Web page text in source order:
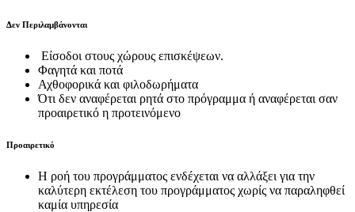
Δεν Περιλαμβάνονται
Είσοδοι στους χώρους επισκέψεων.
Φαγητά και ποτά
Αχθοφορικά και φιλοδωρήματα
Ότι δεν αναφέρεται ρητά στο πρόγραμμα ή αναφέρεται σαν
προαιρετικό η προτεινόμενο
Προαιρετικό
H ροή του προγράμματος ενδέχεται να αλλάξει για την
καλύτερη εκτέλεση του προγράμματος χωρίς να παραληφθεί
καμία υπηρεσία